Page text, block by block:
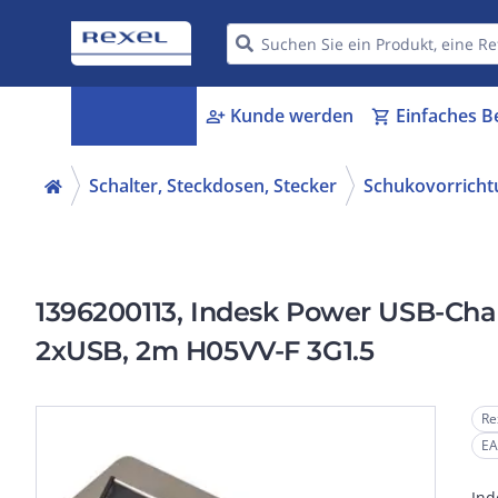
person_add Kunde werden shopping_cart Einfaches
Schalter, Steckdosen, Stecker
1396200113, Indesk Power USB-
2xUSB, 2m H05VV-F 3G1.5